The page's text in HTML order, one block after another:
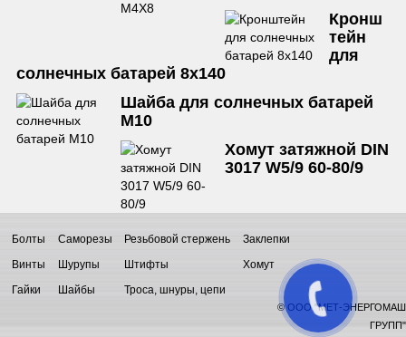
Кронш
тейн
для
солнечных батарей 8х140
Шайба для солнечных батарей
М10
Хомут затяжной DIN
3017 W5/9 60-80/9
Болты
Винты
Гайки
Саморезы
Шурупы
Шайбы
Резьбовой стержень
Штифты
Троса, шнуры, цепи
Заклепки
Хомут
© ООО "МЕТ-ЭНЕРГОМАШ
ГРУПП"